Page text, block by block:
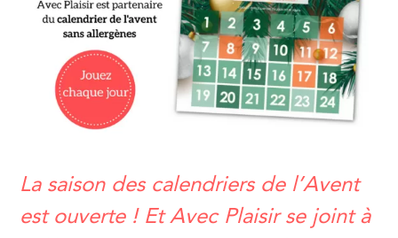
La saison des calendriers de l’Avent
est ouverte ! Et Avec Plaisir se joint à